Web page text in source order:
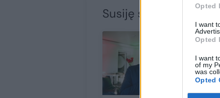
Opted
I want
Opted
I want
of my
was
Opted
Susiję straipsniai